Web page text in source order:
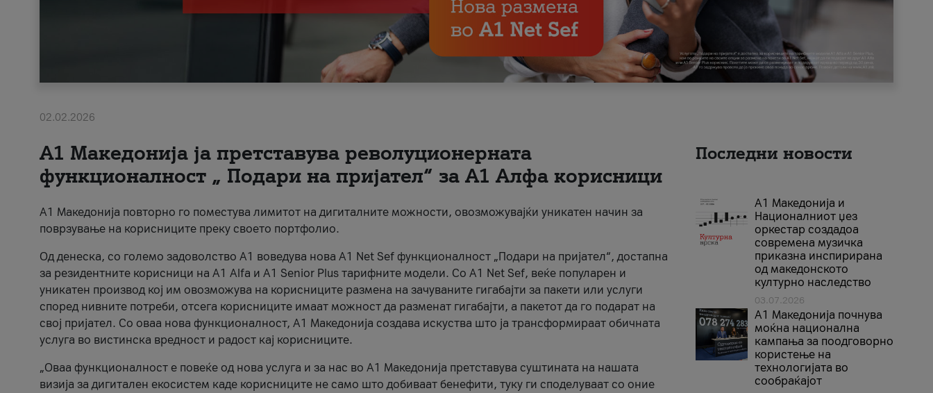
02.02.2026
А1 Македонија ја претставува револуционерната
функционалност „ Подари на пријател“ за А1 Алфа корисници
А1 Македонија повторно го поместува лимитот на дигиталните можности, овозможувајќи уникатен начин за
поврзување на корисниците преку своето портфолио.
Од денеска, со големо задоволство А1 воведува нова A1 Net Sef функционалност „Подари на пријател“, достапна
за резидентните корисници на А1 Alfa и A1 Senior Plus тарифните модели. Со A1 Net Sef, веќе популарен и
уникатен производ кој им овозможува на корисниците размена на зачуваните гигабајти за пакети или услуги
според нивните потреби, отсега корисниците имаат можност да разменат гигабајти, а пакетот да го подарат на
свој пријател. Со оваа нова функционалност, А1 Македонија создава искуства што ја трансформираат обичната
услуга во вистинска вредност и радост кај корисниците.
„Оваа функционалност е повеќе од нова услуга и за нас во А1 Македонија претставува суштината на нашата
визија за дигитален екосистем каде корисниците не само што добиваат бенефити, туку ги споделуваат со оние
Последни новости
А1 Македонија и
Националниот џез
оркестар создадоа
современа музичка
приказна инспирирана
од македонското
културно наследство
03.07.2026
A1 Македонија почнува
моќна национална
кампања за поодговорно
користење на
технологијата во
сообраќајот